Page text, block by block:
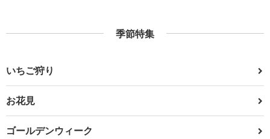
季節特集
いちご狩り
お花見
ゴールデンウィーク